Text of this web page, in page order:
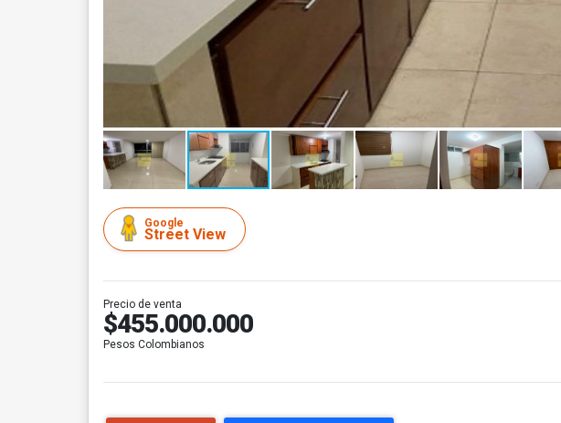
Google
Street View
Precio de venta
$455.000.000
Pesos Colombianos